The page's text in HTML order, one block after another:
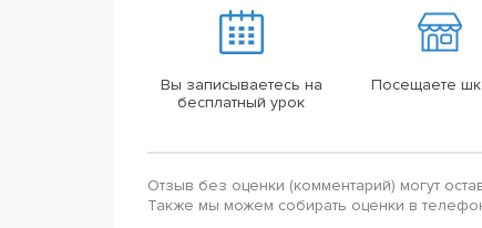
Вы записываетесь на
бесплатный урок
Посещаете
Отзыв без оценки (комментарий) могут
Также мы можем собирать оценки в